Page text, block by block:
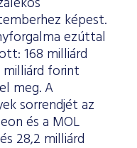
képest.
ezúttal
168 milliárd
forint
meg. A
sorrendjét az
és a MOL
28,2 milliárd